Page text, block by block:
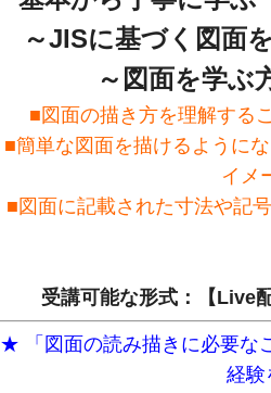
～JISに基づく図面
～図面を学ぶ
■図面の描き方を理解する
■簡単な図面を描けるように
イメ
■図面に記載された寸法や記
受講可能な形式：【Live
★ 「図面の読み描きに必要な
経験